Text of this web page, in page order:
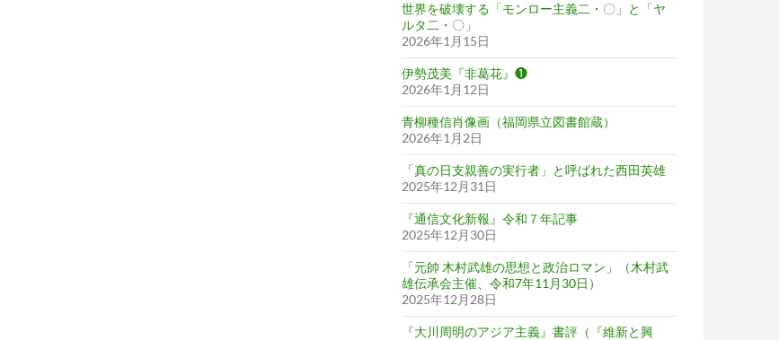
世界を破壊する「モンロー主義二・〇」と「ヤ
ルタ二・〇」
2026年1月15日
伊勢茂美『非葛花』❶
2026年1月12日
青柳種信肖像画（福岡県立図書館蔵）
2026年1月2日
「真の日支親善の実行者」と呼ばれた西田英雄
2025年12月31日
『通信文化新報』令和７年記事
2025年12月30日
「元帥 木村武雄の思想と政治ロマン」（木村武
雄伝承会主催、令和7年11月30日）
2025年12月28日
『大川周明のアジア主義』書評（『維新と興